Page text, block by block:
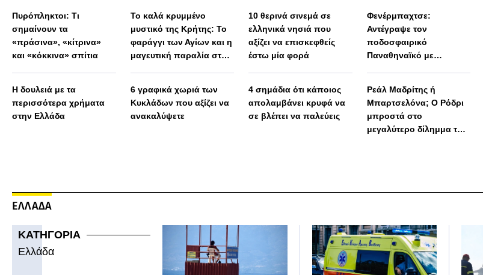
Πυρόπληκτοι: Τι
σημαίνουν τα
«πράσινα», «κίτρινα»
και «κόκκινα» σπίτια
Η δουλειά με τα
περισσότερα χρήματα
στην Ελλάδα
Το καλά κρυμμένο
μυστικό της Κρήτης: Το
φαράγγι των Αγίων και η
μαγευτική παραλία στο
6 γραφικά χωριά των
Κυκλάδων που αξίζει να
ανακαλύψετε
10 θερινά σινεμά σε
ελληνικά νησιά που
αξίζει να επισκεφθείς
έστω μία φορά
4 σημάδια ότι κάποιος
απολαμβάνει κρυφά να
σε βλέπει να παλεύεις
Φενέρμπαχτσε:
Αντέγραψε τον
ποδοσφαιρικό
Παναθηναϊκό με
Ρεάλ Μαδρίτης ή
Μπαρτσελόνα; Ο Ρόδρι
μπροστά στο
μεγαλύτερο δίλημμα της
ΕΛΛΑΔΑ
ΚΑΤΗΓΟΡΙΑ
Ελλάδα